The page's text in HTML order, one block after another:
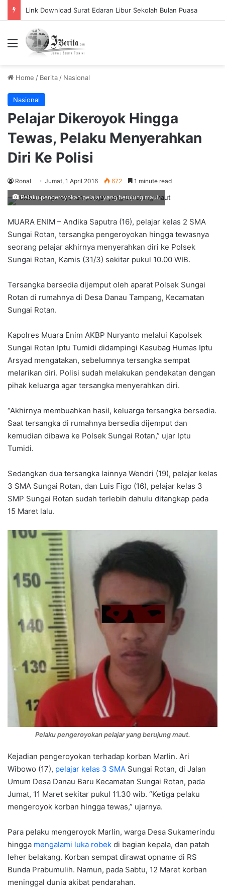
Menu
Home / Berita / Nasional
Nasional
Pelajar Dikeroyok Hingga
Tewas, Pelaku Menyerahkan
Diri Ke Polisi
Ronal Jumat, 1 April 2016 672 1 minute read
Pelaku pengeroyokan pelajar yang berujung maut.
MUARA ENIM – Andika Saputra (16), pelajar kelas 2 SMA
Sungai Rotan, tersangka pengeroyokan hingga tewasnya
seorang pelajar akhirnya menyerahkan diri ke Polsek
Sungai Rotan, Kamis (31/3) sekitar pukul 10.00 WIB.
Tersangka bersedia dijemput oleh aparat Polsek Sungai
Rotan di rumahnya di Desa Danau Tampang, Kecamatan
Sungai Rotan.
Kapolres Muara Enim AKBP Nuryanto melalui Kapolsek
Sungai Rotan Iptu Tumidi didampingi Kasubag Humas Iptu
Arsyad mengatakan, sebelumnya tersangka sempat
melarikan diri. Polisi sudah melakukan pendekatan dengan
pihak keluarga agar tersangka menyerahkan diri.
“Akhirnya membuahkan hasil, keluarga tersangka bersedia.
Saat tersangka di rumahnya bersedia dijemput dan
kemudian dibawa ke Polsek Sungai Rotan,” ujar Iptu
Tumidi.
Sedangkan dua tersangka lainnya Wendri (19), pelajar kelas
3 SMA Sungai Rotan, dan Luis Figo (16), pelajar kelas 3
SMP Sungai Rotan sudah terlebih dahulu ditangkap pada
15 Maret lalu.
Pelaku pengeroyokan pelajar yang berujung maut.
Kejadian pengeroyokan terhadap korban Marlin. Ari
Wibowo (17), pelajar kelas 3 SMA Sungai Rotan, di Jalan
Umum Desa Danau Baru Kecamatan Sungai Rotan, pada
Jumat, 11 Maret sekitar pukul 11.30 wib. “Ketiga pelaku
mengeroyok korban hingga tewas,” ujarnya.
Para pelaku mengeroyok Marlin, warga Desa Sukamerindu
hingga mengalami luka robek di bagian kepala, dan patah
leher belakang. Korban sempat dirawat opname di RS
Bunda Prabumulih. Namun, pada Sabtu, 12 Maret korban
meninggal dunia akibat pendarahan.